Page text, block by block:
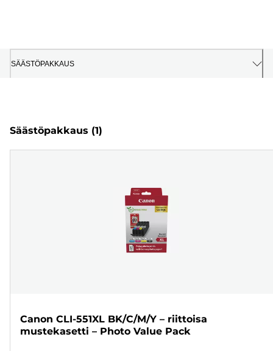
SÄÄSTÖPAKKAUS
Säästöpakkaus (1)
Canon CLI-551XL BK/C/M/Y – riittoisa
mustekasetti – Photo Value Pack